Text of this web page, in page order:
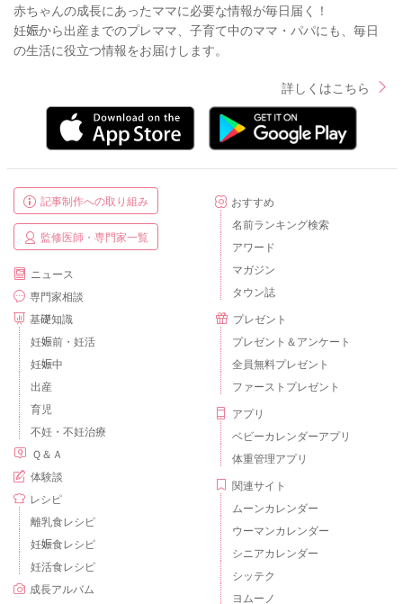
赤ちゃんの成長にあったママに必要な情報が毎日届く！
妊娠から出産までのプレママ、子育て中のママ・パパにも、毎日
の生活に役立つ情報をお届けします。
詳しくはこちら
記事制作への取り組み
監修医師・専門家一覧
ニュース
専門家相談
基礎知識
妊娠前・妊活
妊娠中
出産
育児
不妊・不妊治療
Ｑ＆Ａ
体験談
レシピ
離乳食レシピ
妊娠食レシピ
妊活食レシピ
成長アルバム
おすすめ
名前ランキング検索
アワード
マガジン
タウン誌
プレゼント
プレゼント＆アンケート
全員無料プレゼント
ファーストプレゼント
アプリ
ベビーカレンダーアプリ
体重管理アプリ
関連サイト
ムーンカレンダー
ウーマンカレンダー
シニアカレンダー
シッテク
ヨムーノ